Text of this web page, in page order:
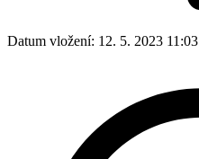
Datum vložení: 12. 5. 2023 11:03